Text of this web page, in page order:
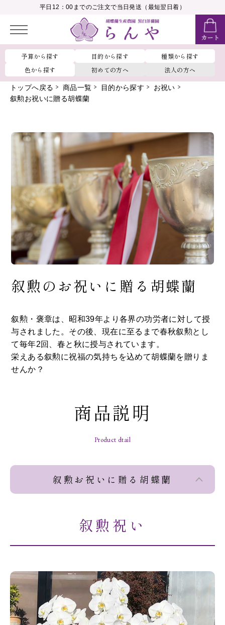
平日12：00までのご注文で当日発送（最短翌日着）
予算から探す 目的から探す
種類から探す
色から探す
初めての方へ 法人の方へ
会員ランク：__MEMBER_RANK_NAME__
トップへ戻る 商品一覧 目的から探す
お祝い
叙勲お祝いに贈る胡蝶蘭
叙勲のお祝いに贈る胡蝶蘭
叙勲・褒章は、昭和39年より各界の功労者に対して授
与されました。その後、現在に至るまで春秋叙勲とし
て毎年2回、春と秋に授与されています。
栄えある叙勲に祝福の気持ちを込めて胡蝶蘭を贈りま
せんか？
商品説明
Product dtail
叙勲お祝いに贈る胡蝶蘭
叙勲祝い